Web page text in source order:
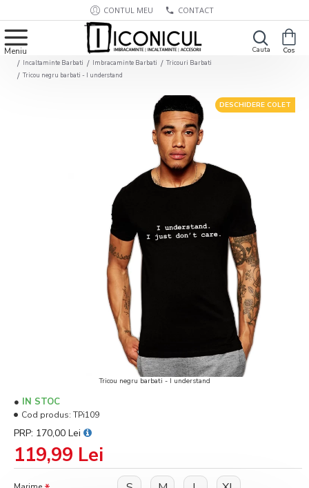
CONTUL MEU CONTACT
Incaltaminte Barbati Imbracaminte Barbati
Tricouri Barbati
Tricou negru barbati - I understand
DESCHIDERE COLET
Tricou negru barbati - I understand
119,99 Lei
PRP: 170,00 Lei
IN STOC
Cod produs: TPi109